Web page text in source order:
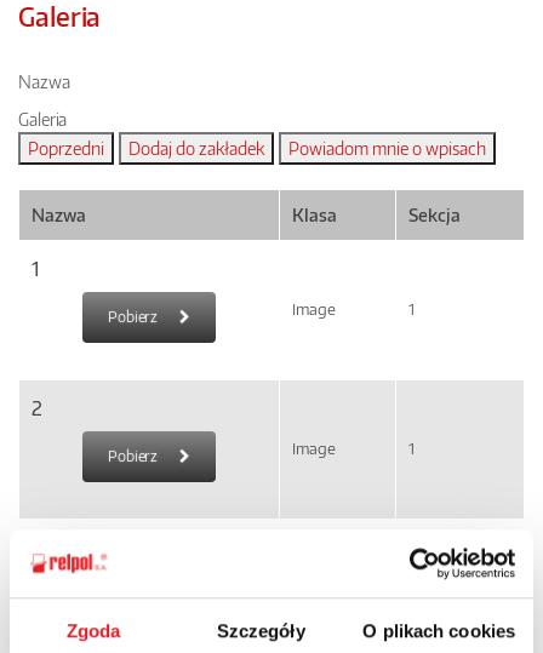
Zgoda Szczegóły O plikach cookies
Galeria
Nazwa
Galeria
Nazwa Klasa Sekcja
1
Pobierz Image 1
2
Pobierz Image 1
3
Pobierz